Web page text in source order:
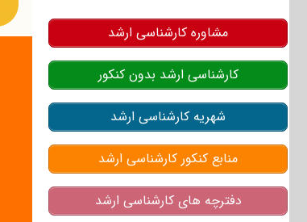
مشاوره کارشناسی ارشد
کارشناسی ارشد بدون کنکور
شهریه کارشناسی ارشد
منابع کنکور کارشناسی ارشد
دفترچه های کارشناسی ارشد